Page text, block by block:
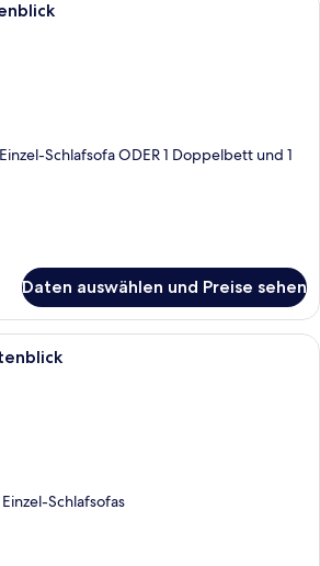
Schlafsofa ODER 1 Doppelbett und 1
Daten auswählen und Preise sehen
Ein Hotelzimmer mit Bett,
Schlafsofas